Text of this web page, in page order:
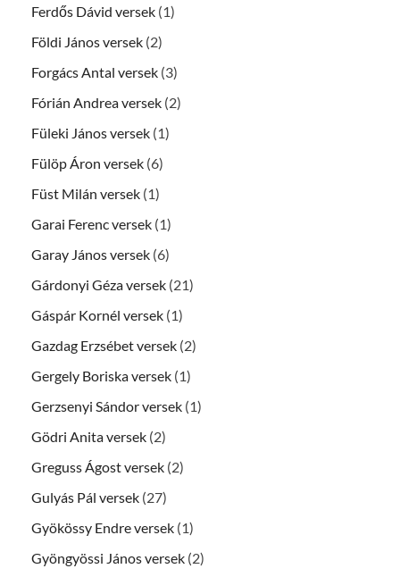
Ferdős Dávid versek (1)
Földi János versek (2)
Forgács Antal versek (3)
Fórián Andrea versek (2)
Füleki János versek (1)
Fülöp Áron versek (6)
Füst Milán versek (1)
Garai Ferenc versek (1)
Garay János versek (6)
Gárdonyi Géza versek (21)
Gáspár Kornél versek (1)
Gazdag Erzsébet versek (2)
Gergely Boriska versek (1)
Gerzsenyi Sándor versek (1)
Gödri Anita versek (2)
Greguss Ágost versek (2)
Gulyás Pál versek (27)
Gyökössy Endre versek (1)
Gyöngyössi János versek (2)